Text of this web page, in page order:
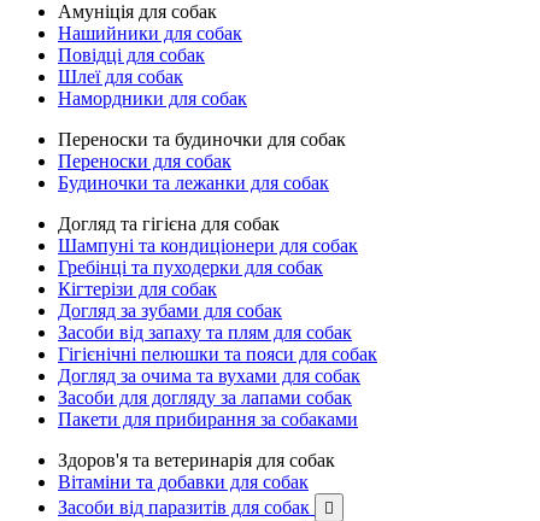
Амуніція для собак
Нашийники для собак
Повідці для собак
Шлеї для собак
Намордники для собак
Переноски та будиночки для собак
Переноски для собак
Будиночки та лежанки для собак
Догляд та гігієна для собак
Шампуні та кондиціонери для собак
Гребінці та пуходерки для собак
Кігтерізи для собак
Догляд за зубами для собак
Засоби від запаху та плям для собак
Гігієнічні пелюшки та пояси для собак
Догляд за очима та вухами для собак
Засоби для догляду за лапами собак
Пакети для прибирання за собаками
Здоров'я та ветеринарія для собак
Вітаміни та добавки для собак
Засоби від паразитів для собак
